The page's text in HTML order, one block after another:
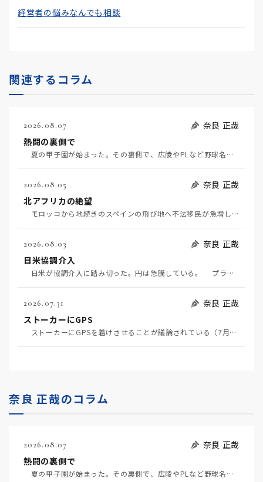
経営者の悩みなんでも相談
関連するコラム
2026.08.07
奈良 正哉
熱闘の裏側で
夏の甲子園が始まった。その裏側で、広陵やPLなど野球名門校（だった）の不祥事のその後について、「熱…
2026.08.05
奈良 正哉
北アフリカの絶望
モロッコから地続きのスペインの飛び地へ不法移民が急増していて、当地の大問題となっている。「海を泳い…
2026.08.03
奈良 正哉
日米協調介入
日米が協調介入に踏み切った。円は急騰している。 プラザ合意以降、協調介入は為替相場の転機になって…
2026.07.31
奈良 正哉
ストーカーにGPS
ストーカーにGPSを着けさせることが議論されている（7月29日日経）。反対派は「ストーカーにも人権…
奈良 正哉のコラム
2026.08.07
奈良 正哉
熱闘の裏側で
夏の甲子園が始まった。その裏側で、広陵やPLなど野球名門校（だった）の不祥事のその後について、「熱…